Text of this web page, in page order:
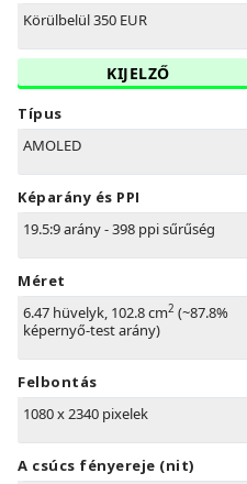
Körülbelül 350 EUR
KIJELZŐ
Típus
AMOLED
Képarány és PPI
19.5:9 arány - 398 ppi sűrűség
Méret
6.47 hüvelyk, 102.8 cm2 (~87.8%
képernyő-test arány)
Felbontás
1080 x 2340 pixelek
A csúcs fényereje (nit)